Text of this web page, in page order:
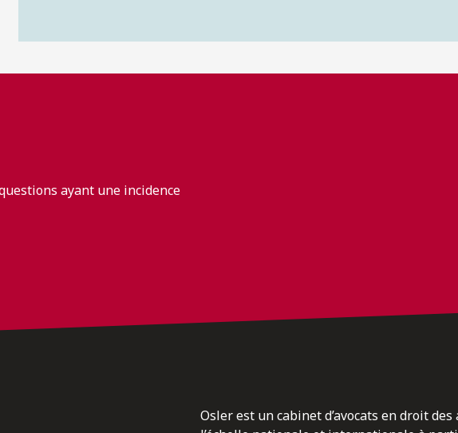
ayant une incidence
Osler est un cabinet d’avocats en droit